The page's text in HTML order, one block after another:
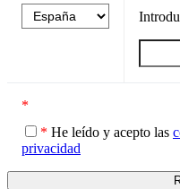
*
* He leído y acepto las
privacidad